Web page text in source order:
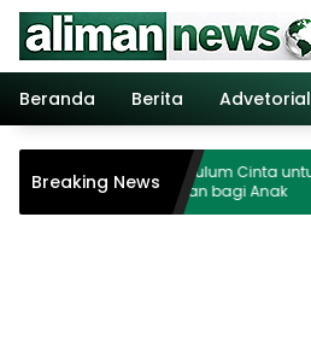
Langsung
konten
Beranda
Berita Advetorial
Breaking News
Perkuat Kurikulum Cinta untuk
Ruang Aman bagi Anak